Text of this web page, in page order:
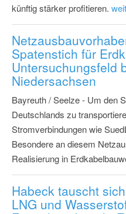
künftig stärker profitieren.
Spatenstich für
Untersuchungsfeld
Niedersachsen
Bayreuth / Seelze - Um den
Deutschlands zu
Stromverbindungen wie
Besondere an diesem
Realisierung in
Habeck tauscht
LNG und